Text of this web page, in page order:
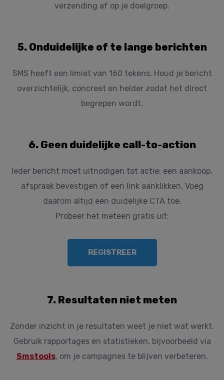
verzending af op je doelgroep.
5. Onduidelijke of te lange berichten
SMS heeft een limiet van 160 tekens. Houd je bericht
overzichtelijk, concreet en helder zodat het direct
begrepen wordt.
6. Geen duidelijke call-to-action
Ieder bericht moet uitnodigen tot actie: een aankoop,
afspraak bevestigen of een link aanklikken. Voeg
daarom altijd een duidelijke CTA toe.
Probeer het meteen gratis uit:
REGISTREER
7. Resultaten niet meten
Zonder inzicht in je resultaten weet je niet wat werkt.
Gebruik rapportages en statistieken, bijvoorbeeld via
Smstools, om je campagnes te blijven verbeteren.